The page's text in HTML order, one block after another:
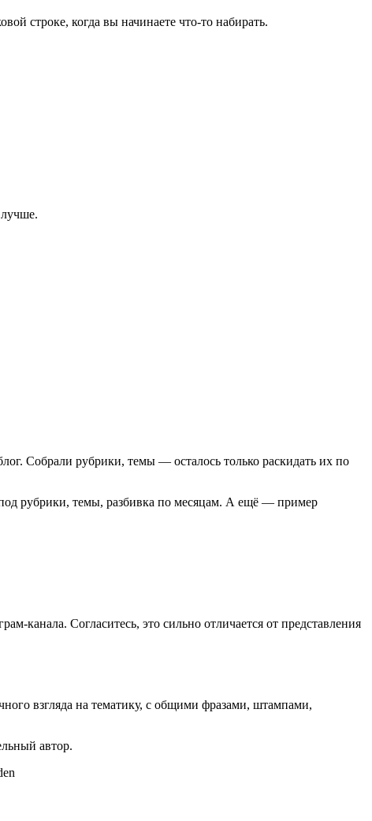
строке, когда вы начинаете что-то набирать.
лучше.
Собрали рубрики, темы — осталось только раскидать их по
под рубрики, темы, разбивка по месяцам. А ещё — пример
канала. Согласитесь, это сильно отличается от представления
взгляда на тематику, с общими фразами, штампами,
автор.